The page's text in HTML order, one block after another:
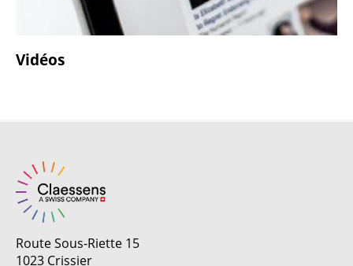
Vidéos
Route Sous-Riette 15
1023 Crissier